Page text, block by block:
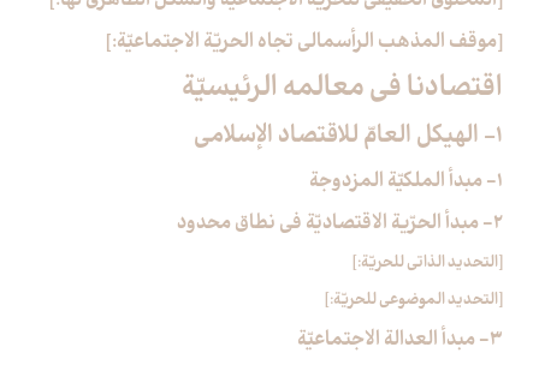
[موقف المذهب الرأسمالي تجاه الحريّة الاجتماعيّة:]
اقتصادنا في معالمه الرئيسيّة
1- الهيكل العامّ للاقتصاد الإسلامي‏
1- مبدأ الملكيّة المزدوجة
2- مبدأ الحرّية الاقتصاديّة في نطاق محدود
[التحديد الذاتي للحريّة:]
[التحديد الموضوعي للحريّة:]
3- مبدأ العدالة الاجتماعيّة